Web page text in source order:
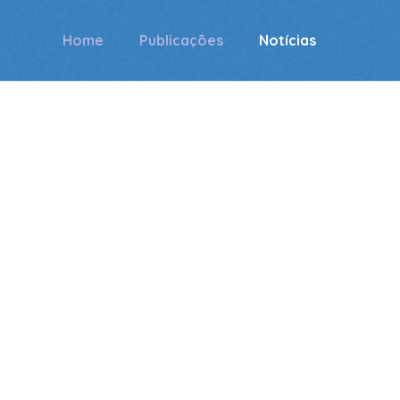
Home Publicações Notícias